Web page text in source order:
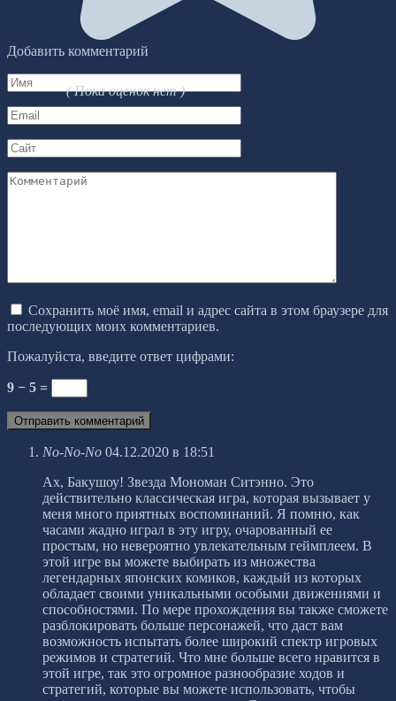
( Пока оценок нет )
Добавить комментарий
Имя
*
Email
*
Сайт
Комментарий
Сохранить моё имя, email и адрес сайта в этом браузере для
последующих моих комментариев.
Пожалуйста, введите ответ цифрами:
9 − 5 =
No-No-No 04.12.2020 в 18:51
Ах, Бакушоу! Звезда Мономан Ситэнно. Это
действительно классическая игра, которая вызывает у
меня много приятных воспоминаний. Я помню, как
часами жадно играл в эту игру, очарованный ее
простым, но невероятно увлекательным геймплеем. В
этой игре вы можете выбирать из множества
легендарных японских комиков, каждый из которых
обладает своими уникальными особыми движениями и
способностями. По мере прохождения вы также сможете
разблокировать больше персонажей, что даст вам
возможность испытать более широкий спектр игровых
режимов и стратегий. Что мне больше всего нравится в
этой игре, так это огромное разнообразие ходов и
стратегий, которые вы можете использовать, чтобы